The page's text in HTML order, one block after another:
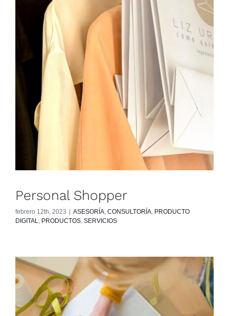
Personal Shopper
febrero 12th, 2023 ASESORÍA, CONSULTORÍA, PRODUCTO
DIGITAL, PRODUCTOS, SERVICIOS